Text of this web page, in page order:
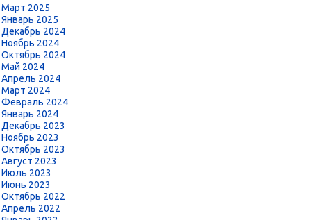
Март 2025
Январь 2025
Декабрь 2024
Ноябрь 2024
Октябрь 2024
Май 2024
Апрель 2024
Март 2024
Февраль 2024
Январь 2024
Декабрь 2023
Ноябрь 2023
Октябрь 2023
Август 2023
Июль 2023
Июнь 2023
Октябрь 2022
Апрель 2022